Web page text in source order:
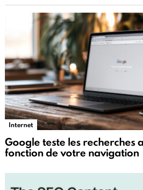
Internet
Google teste les recherches
fonction de votre navigation